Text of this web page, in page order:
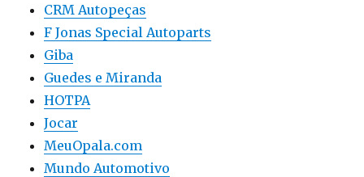
CRM Autopeças
F Jonas Special Autoparts
Giba
Guedes e Miranda
HOTPA
Jocar
MeuOpala.com
Mundo Automotivo